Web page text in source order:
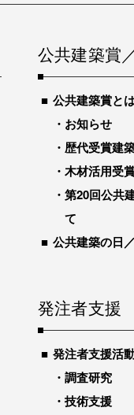
公共建築賞
公共建築賞と
お知らせ
歴代受賞建
木材活用受
第20回公共
て
公共建築の日
発注者支援
発注者支援活
調査研究
技術支援